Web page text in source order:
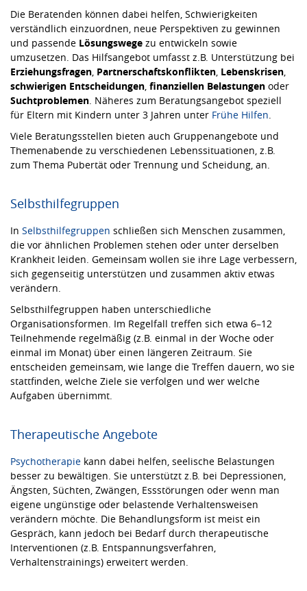
Die Beratenden können dabei helfen, Schwierigkeiten
verständlich einzuordnen, neue Perspektiven zu gewinnen
und passende Lösungswege zu entwickeln sowie
umzusetzen. Das Hilfsangebot umfasst z.B. Unterstützung bei
Erziehungsfragen Partnerschaftskonflikten Lebenskrisen
schwierigen Entscheidungen finanziellen Belastungen oder
Suchtproblemen . Näheres zum Beratungsangebot speziell
für Eltern mit Kindern unter 3 Jahren unter Frühe Hilfen
Viele Beratungsstellen bieten auch Gruppenangebote und
Themenabende zu verschiedenen Lebenssituationen, z.B.
zum Thema Pubertät oder Trennung und Scheidung, an.
Selbsthilfegruppen
In Selbsthilfegruppen schließen sich Menschen zusammen,
die vor ähnlichen Problemen stehen oder unter derselben
Krankheit leiden. Gemeinsam wollen sie ihre Lage verbessern,
sich gegenseitig unterstützen und zusammen aktiv etwas
verändern.
Selbsthilfegruppen haben unterschiedliche
Organisationsformen. Im Regelfall treffen sich etwa 6–12
Teilnehmende regelmäßig (z.B. einmal in der Woche oder
einmal im Monat) über einen längeren Zeitraum. Sie
entscheiden gemeinsam, wie lange die Treffen dauern, wo sie
stattfinden, welche Ziele sie verfolgen und wer welche
Aufgaben übernimmt.
Therapeutische Angebote
Psychotherapie kann dabei helfen, seelische Belastungen
besser zu bewältigen. Sie unterstützt z.B. bei Depressionen,
Ängsten, Süchten, Zwängen, Essstörungen oder wenn man
eigene ungünstige oder belastende Verhaltensweisen
verändern möchte. Die Behandlungsform ist meist ein
Gespräch, kann jedoch bei Bedarf durch therapeutische
Interventionen (z.B. Entspannungsverfahren,
Verhaltenstrainings) erweitert werden.